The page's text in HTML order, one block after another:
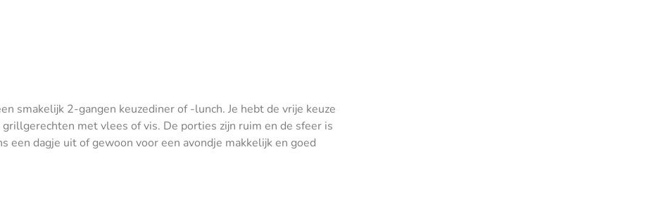
smakelijk 2-gangen keuzediner of -lunch. Je hebt de vrije keuze
met vlees of vis. De porties zijn ruim en de sfeer is
een dagje uit of gewoon voor een avondje makkelijk en goed